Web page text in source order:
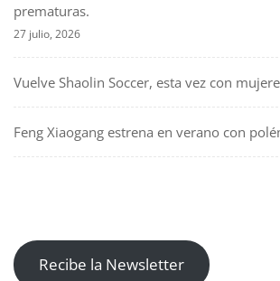
prematuras.
27 julio, 2026
Vuelve Shaolin Soccer, esta vez con
Feng Xiaogang estrena en verano con
Recibe la Newsletter